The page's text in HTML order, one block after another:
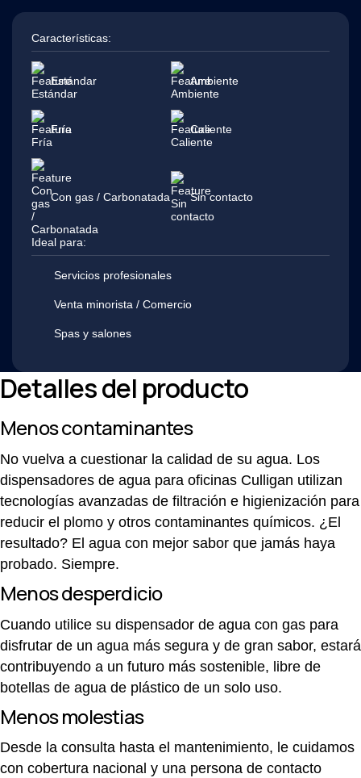
Características:
Ambiente
Fría Caliente
Con gas / Carbonatada
Estándar
Sin contacto
Ideal para:
Servicios profesionales
Venta minorista / Comercio
Spas y salones
Detalles del producto
Menos contaminantes
No vuelva a cuestionar la calidad de su agua. Los
dispensadores de agua para oficinas Culligan utilizan
tecnologías avanzadas de filtración e higienización para
reducir el plomo y otros contaminantes químicos. ¿El
resultado? El agua con mejor sabor que jamás haya
probado. Siempre.
Menos desperdicio
Cuando utilice su dispensador de agua con gas para
disfrutar de un agua más segura y de gran sabor, estará
contribuyendo a un futuro más sostenible, libre de
botellas de agua de plástico de un solo uso.
Menos molestias
Desde la consulta hasta el mantenimiento, le cuidamos
con cobertura nacional y una persona de contacto